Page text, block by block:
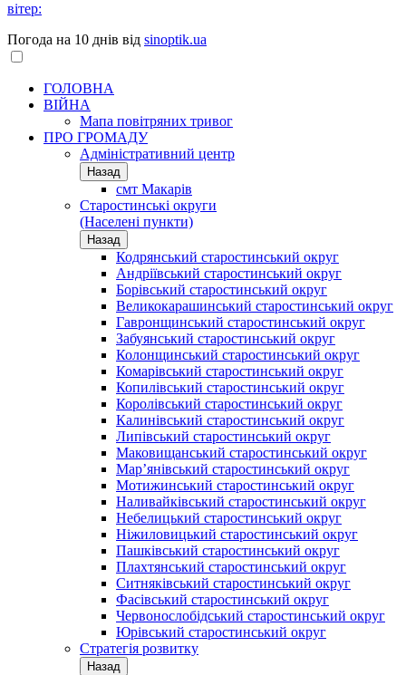
вітер:
Погода на 10 днів від sinoptik.ua
ГОЛОВНА
ВІЙНА
Мапа повітряних тривог
ПРО ГРОМАДУ
Aдміністративний центр
Назад
смт Макарів
Старостинські округи
(Населені пункти)
Назад
Кодрянський старостинський округ
Андріївський старостинський округ
Борівський старостинський округ
Великокарашинський старостинський округ
Гавронщинський старостинський округ
Забуянський старостинський округ
Колонщинський старостинський округ
Комарівський старостинський округ
Копилівський старостинський округ
Королівський старостинський округ
Калинівський старостинський округ
Липівський старостинський округ
Маковищанський старостинський округ
Мар’янівський старостинський округ
Мотижинський старостинський округ
Наливайківський старостинський округ
Небелицький старостинський округ
Ніжиловицький старостинський округ
Пашківський старостинський округ
Плахтянський старостинський округ
Ситняківський старостинський округ
Фасівський старостинський округ
Червонослобідський старостинський округ
Юрівський старостинський округ
Стратегія розвитку
Назад